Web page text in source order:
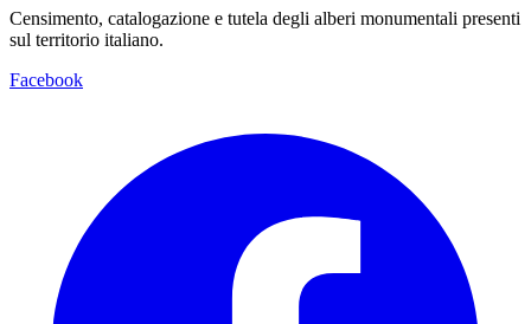
Censimento, catalogazione e tutela degli alberi monumentali presenti
sul territorio italiano.
Facebook